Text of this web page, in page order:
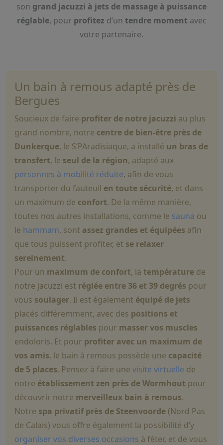
son grand jacuzzi à jets de massage à puissance
réglable, pour profitez d’un tendre momentavec
votre partenaire.
Un bain à remous adapté près de
Bergues
Soucieux de faire profiter de notre jacuzzi au plus
grand nombre, notre centre de bien-être près de
Dunkerque, le S’PAradisiaque, a installé un bras de
transfert, le seul de la région, adapté aux
personnes à mobilité réduite, afin de vous
transporter du fauteuil en toute sécurité, et dans
un maximum de confort. De la même manière,
toutes nos autres installations, comme le sauna ou
le hammam, sont assez grandes et équipées afin
que tous puissent profiter, et se relaxer
sereinement.
Pour un maximum de confort, la température de
notre jacuzzi est réglée entre 36 et 39 degrés pour
vous soulager. Il est également équipé de jets
placés différemment, avec des positions et
puissances réglables pour masser vos muscles
endoloris. Et pour profiter avec un maximum de
vos amis, le bain à remous possède une capacité
de 5 places. Pensez à faire une visite virtuelle de
notre établissement zen près de Wormhout pour
découvrir notre merveilleux bain à remous.
Notre spa privatif près de Steenvoorde (Nord Pas
de Calais) vous offre également la possibilité d’y
organiser vos diverses occasions à fêter, et de vous